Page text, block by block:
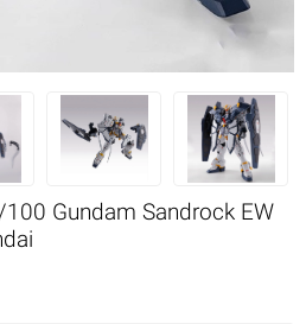
Gundam Sandrock EW